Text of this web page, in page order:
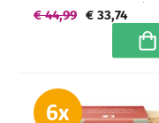
deksel 66/83 mm (21
uur) -
€ 33,74
€ 44,99
In